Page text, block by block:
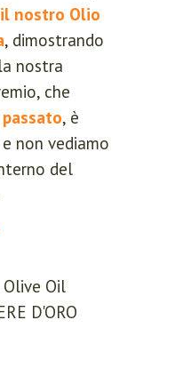
il nostro Olio
, dimostrando
nostra
che
, è
non vediamo
del